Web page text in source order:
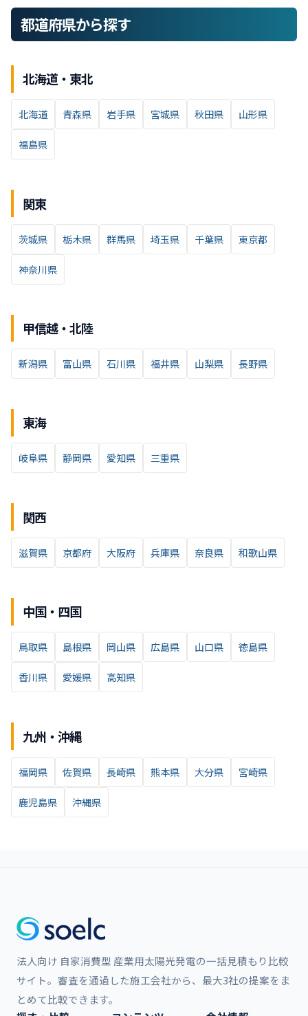
都道府県から探す
北海道・東北
北海道 青森県 岩手県 宮城県 秋田県 山形県
福島県
関東
茨城県 栃木県 群馬県 埼玉県 千葉県 東京都
神奈川県
甲信越・北陸
新潟県 富山県 石川県 福井県 山梨県 長野県
東海
岐阜県 静岡県 愛知県 三重県
関西
滋賀県 京都府 大阪府 兵庫県 奈良県 和歌山県
中国・四国
鳥取県 島根県 岡山県 広島県 山口県 徳島県
香川県 愛媛県 高知県
九州・沖縄
福岡県 佐賀県 長崎県 熊本県 大分県 宮崎県
鹿児島県 沖縄県
法人向け 自家消費型 産業用太陽光発電の一括見積もり比較
サイト。審査を通過した施工会社から、最大3社の提案をま
とめて比較できます。